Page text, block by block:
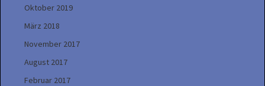
Oktober 2019
März 2018
November 2017
August 2017
Februar 2017